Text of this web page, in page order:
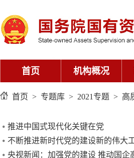
首页 机构概况
首页 > 专题库 > 2021专题 > 高
推进中国式现代化关键在党
不断推进新时代党的建设新的伟大
央视新闻：加强党的建设 推动国企